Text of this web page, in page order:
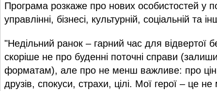
Програма розкаже про нових особистостей у
управлінні, бізнесі, культурній, соціальній та
"Недільний ранок – гарний час для відвертої
скоріше не про буденні поточні справи
форматам), але про не менш важливе: про
друзів, спокуси, страхи, цілі. Мої герої – це